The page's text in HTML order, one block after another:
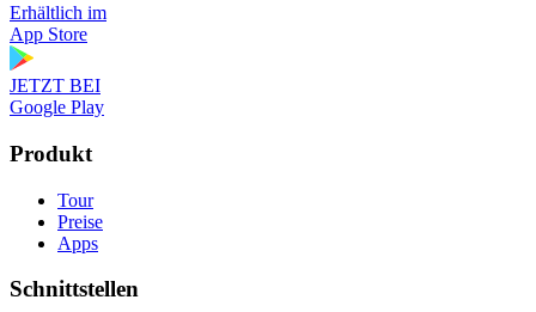
Erhältlich im
App Store
JETZT BEI
Google Play
Produkt
Tour
Preise
Apps
Schnittstellen